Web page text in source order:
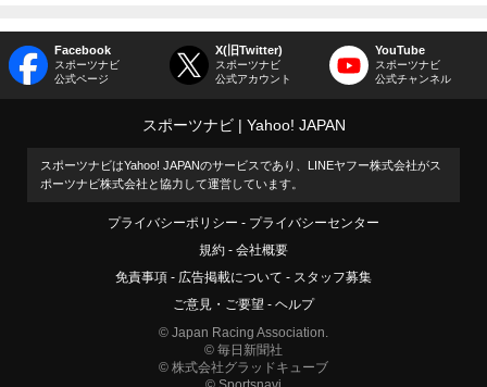
Facebook
スポーツナビ
公式ページ
X(旧Twitter)
スポーツナビ
公式アカウント
YouTube
スポーツナビ
公式チャンネル
スポーツナビ Yahoo! JAPAN
スポーツナビはYahoo! JAPANのサービスであり、LINEヤフー株式会社がス
ポーツナビ株式会社と協力して運営しています。
プライバシーポリシー
プライバシーセンター
規約
会社概要
免責事項
広告掲載について
スタッフ募集
ご意見・ご要望
ヘルプ
© Japan Racing Association.
© 毎日新聞社
© 株式会社グラッドキューブ